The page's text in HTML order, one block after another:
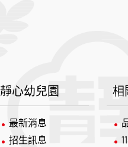
靜心幼兒園
最新消息
招生訊息
相